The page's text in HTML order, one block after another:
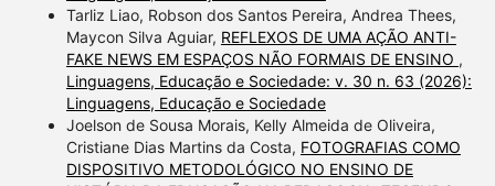
Tarliz Liao, Robson dos Santos Pereira, Andrea Thees,
Maycon Silva Aguiar, REFLEXOS DE UMA AÇÃO ANTI-
FAKE NEWS EM ESPAÇOS NÃO FORMAIS DE ENSINO ,
Linguagens, Educação e Sociedade: v. 30 n. 63 (2026):
Linguagens, Educação e Sociedade
Joelson de Sousa Morais, Kelly Almeida de Oliveira,
Cristiane Dias Martins da Costa, FOTOGRAFIAS COMO
DISPOSITIVO METODOLÓGICO NO ENSINO DE